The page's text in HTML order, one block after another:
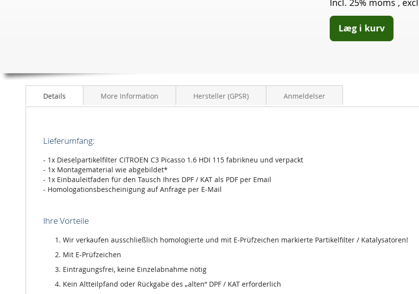
115
Incl. 25% moms ,
Læg i kurv
Details More Information Hersteller (GPSR) Anmeldelser
Lieferumfang:
- 1x Dieselpartikelfilter CITROEN C3 Picasso 1.6 HDI 115 fabrikneu und verpackt
- 1x Montagematerial wie abgebildet*
- 1x Einbauleitfaden für den Tausch Ihres DPF / KAT als PDF per Email
- Homologationsbescheinigung auf Anfrage per E-Mail
Ihre Vorteile
Wir verkaufen ausschließlich homologierte und mit E-Prüfzeichen markierte Partikelfilter / Katalysatoren!
Mit E-Prüfzeichen
Eintragungsfrei, keine Einzelabnahme nötig
Kein Altteilpfand oder Rückgabe des „alten“ DPF / KAT erforderlich